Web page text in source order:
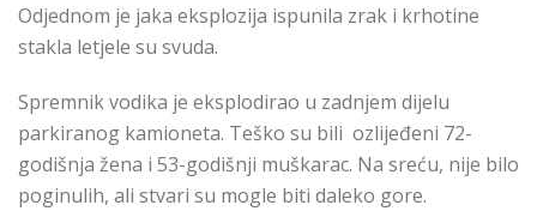
Odjednom je jaka eksplozija ispunila zrak i krhotine
stakla letjele su svuda.
Spremnik vodika je eksplodirao u zadnjem dijelu
parkiranog kamioneta. Teško su bili ozlijeđeni 72-
godišnja žena i 53-godišnji muškarac. Na sreću, nije bilo
poginulih, ali stvari su mogle biti daleko gore.